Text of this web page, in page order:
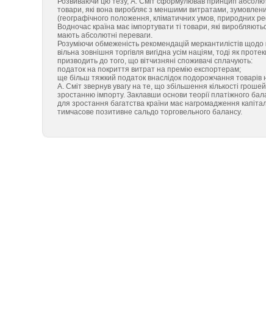
товари, які вона виробляє з меншими витратами,
(географічного положення, кліматичних умов, природних
Водночас країна має імпортувати ті товари, які
мають абсолютні переваги.
Розуміючи обмеженість рекомендацій меркантилістів
вільна зовнішня торгівля вигідна усім націям, тоді як
призводить до того, що вітчизняні споживачі сплачують:
податок на покриття витрат на премію експортерам;
ще більш тяжкий податок внаслідок подорожчання товарів
А. Сміт звернув увагу на те, що збільшення кількості
зростанню імпорту. Заклавши основи теорії платіжного
для зростання багатства країни має нагромадження
тимчасове позитивне сальдо торговельного балансу.